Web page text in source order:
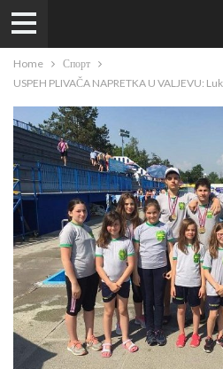
Home
Спорт
USPEH PLIVAČA NAPRETKA U VALJEVU: